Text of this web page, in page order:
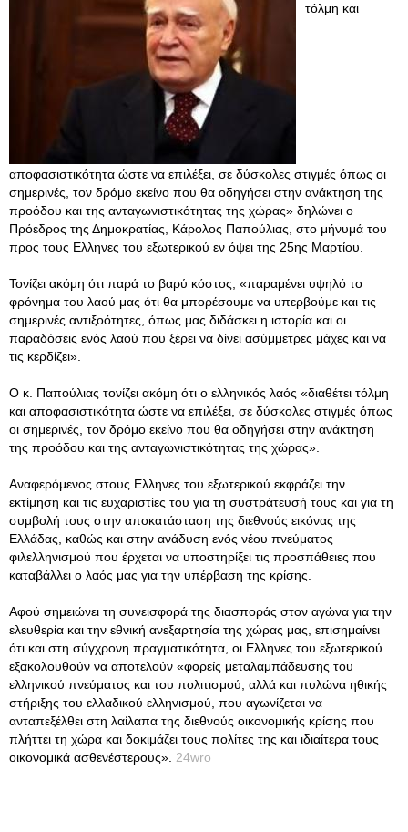
τόλμη και
αποφασιστικότητα ώστε να επιλέξει, σε δύσκολες στιγμές όπως οι
σημερινές, τον δρόμο εκείνο που θα οδηγήσει στην ανάκτηση της
προόδου και της ανταγωνιστικότητας της χώρας» δηλώνει ο
Πρόεδρος της Δημοκρατίας, Κάρολος Παπούλιας, στο μήνυμά του
προς τους Ελληνες του εξωτερικού εν όψει της 25ης Μαρτίου.
Τονίζει ακόμη ότι παρά το βαρύ κόστος, «παραμένει υψηλό το
φρόνημα του λαού μας ότι θα μπορέσουμε να υπερβούμε και τις
σημερινές αντιξοότητες, όπως μας διδάσκει η ιστορία και οι
παραδόσεις ενός λαού που ξέρει να δίνει ασύμμετρες μάχες και να
τις κερδίζει».
Ο κ. Παπούλιας τονίζει ακόμη ότι ο ελληνικός λαός «διαθέτει τόλμη
και αποφασιστικότητα ώστε να επιλέξει, σε δύσκολες στιγμές όπως
οι σημερινές, τον δρόμο εκείνο που θα οδηγήσει στην ανάκτηση
της προόδου και της ανταγωνιστικότητας της χώρας».
Αναφερόμενος στους Ελληνες του εξωτερικού εκφράζει την
εκτίμηση και τις ευχαριστίες του για τη συστράτευσή τους και για τη
συμβολή τους στην αποκατάσταση της διεθνούς εικόνας της
Ελλάδας, καθώς και στην ανάδυση ενός νέου πνεύματος
φιλελληνισμού που έρχεται να υποστηρίξει τις προσπάθειες που
καταβάλλει ο λαός μας για την υπέρβαση της κρίσης.
Αφού σημειώνει τη συνεισφορά της διασποράς στον αγώνα για την
ελευθερία και την εθνική ανεξαρτησία της χώρας μας, επισημαίνει
ότι και στη σύγχρονη πραγματικότητα, οι Ελληνες του εξωτερικού
εξακολουθούν να αποτελούν «φορείς μεταλαμπάδευσης του
ελληνικού πνεύματος και του πολιτισμού, αλλά και πυλώνα ηθικής
στήριξης του ελλαδικού ελληνισμού, που αγωνίζεται να
ανταπεξέλθει στη λαίλαπα της διεθνούς οικονομικής κρίσης που
πλήττει τη χώρα και δοκιμάζει τους πολίτες της και ιδιαίτερα τους
οικονομικά ασθενέστερους». 24wro